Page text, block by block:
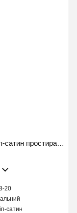
Постільна білизна двоспальний страйп-сатин простирадло на резинці
20
сатин